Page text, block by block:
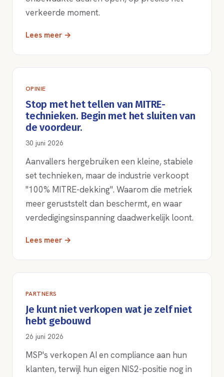
verkeerde moment.
Lees meer →
OPINIE
Stop met het tellen van MITRE-
technieken. Begin met het sluiten van
de voordeur.
30 juni 2026
Aanvallers hergebruiken een kleine, stabiele
set technieken, maar de industrie verkoopt
"100% MITRE-dekking". Waarom die metriek
meer geruststelt dan beschermt, en waar
verdedigingsinspanning daadwerkelijk loont.
Lees meer →
PARTNERS
Je kunt niet verkopen wat je zelf niet
hebt gebouwd
26 juni 2026
MSP's verkopen AI en compliance aan hun
klanten, terwijl hun eigen NIS2-positie nog in